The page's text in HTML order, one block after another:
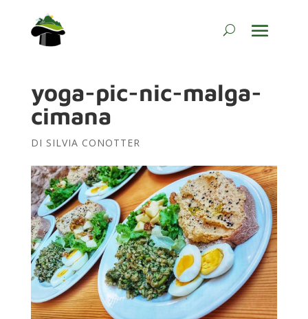
yoga-pic-nic-malga-
cimana
DI SILVIA CONOTTER